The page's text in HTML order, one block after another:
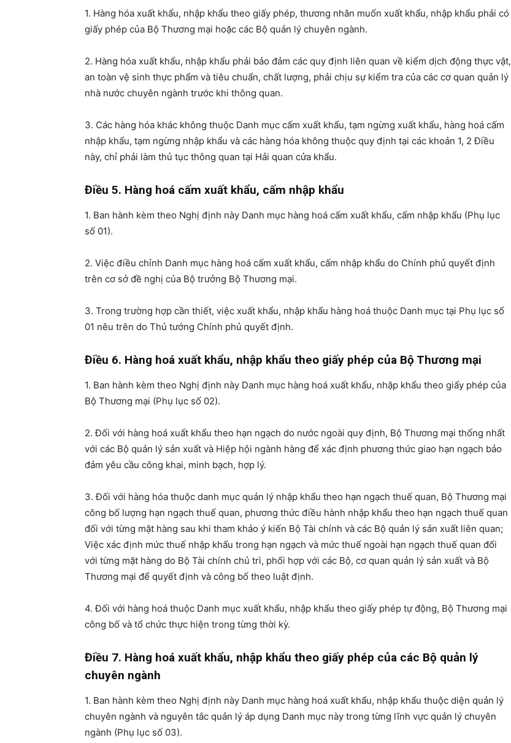
1. Hàng hóa xuất khẩu, nhập khẩu theo giấy phép, thương nhân muốn xuất khẩu, nhập khẩu phải có
giấy phép của Bộ Thương mại hoặc các Bộ quản lý chuyên ngành.
2. Hàng hóa xuất khẩu, nhập khẩu phải bảo đảm các quy định liên quan về kiểm dịch động thực vật,
an toàn vệ sinh thực phẩm và tiêu chuẩn, chất lượng, phải chịu sự kiểm tra của các cơ quan quản lý
nhà nước chuyên ngành trước khi thông quan.
3. Các hàng hóa khác không thuộc Danh mục cấm xuất khẩu, tạm ngừng xuất khẩu, hàng hoá cấm
nhập khẩu, tạm ngừng nhập khẩu và các hàng hóa không thuộc quy định tại các khoản 1, 2 Điều
này, chỉ phải làm thủ tục thông quan tại Hải quan cửa khẩu.
Điều 5. Hàng hoá cấm xuất khẩu, cấm nhập khẩu
1. Ban hành kèm theo Nghị định này Danh mục hàng hoá cấm xuất khẩu, cấm nhập khẩu (Phụ lục
số 01).
2. Việc điều chỉnh Danh mục hàng hoá cấm xuất khẩu, cấm nhập khẩu do Chính phủ quyết định
trên cơ sở đề nghị của Bộ trưởng Bộ Thương mại.
3. Trong trường hợp cần thiết, việc xuất khẩu, nhập khẩu hàng hoá thuộc Danh mục tại Phụ lục số
01 nêu trên do Thủ tướng Chính phủ quyết định.
Điều 6. Hàng hoá xuất khẩu, nhập khẩu theo giấy phép của Bộ Thương mại
1. Ban hành kèm theo Nghị định này Danh mục hàng hoá xuất khẩu, nhập khẩu theo giấy phép của
Bộ Thương mại (Phụ lục số 02).
2. Đối với hàng hoá xuất khẩu theo hạn ngạch do nước ngoài quy định, Bộ Thương mại thống nhất
với các Bộ quản lý sản xuất và Hiệp hội ngành hàng để xác định phương thức giao hạn ngạch bảo
đảm yêu cầu công khai, minh bạch, hợp lý.
3. Đối với hàng hóa thuộc danh mục quản lý nhập khẩu theo hạn ngạch thuế quan, Bộ Thương mại
công bố lượng hạn ngạch thuế quan, phương thức điều hành nhập khẩu theo hạn ngạch thuế quan
đối với từng mặt hàng sau khi tham khảo ý kiến Bộ Tài chính và các Bộ quản lý sản xuất liên quan;
Việc xác định mức thuế nhập khẩu trong hạn ngạch và mức thuế ngoài hạn ngạch thuế quan đối
với từng mặt hàng do Bộ Tài chính chủ trì, phối hợp với các Bộ, cơ quan quản lý sản xuất và Bộ
Thương mại để quyết định và công bố theo luật định.
4. Đối với hàng hoá thuộc Danh mục xuất khẩu, nhập khẩu theo giấy phép tự động, Bộ Thương mại
công bố và tổ chức thực hiện trong từng thời kỳ.
Điều 7. Hàng hoá xuất khẩu, nhập khẩu theo giấy phép của các Bộ quản lý
chuyên ngành
1. Ban hành kèm theo Nghị định này Danh mục hàng hoá xuất khẩu, nhập khẩu thuộc diện quản lý
chuyên ngành và nguyên tắc quản lý áp dụng Danh mục này trong từng lĩnh vực quản lý chuyên
ngành (Phụ lục số 03).